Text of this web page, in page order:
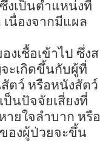
งเป็นตำแหน่งที่
นื่องจากมีแผล
งเชื้อเข้าไป ซึ่งส
ะเกิดขึ้นกับผู้ที่
ตว์ หรือหนังสัตว์
นปัจจัยเสี่ยงที่
ายใจลำบาก หรือ
องผู้ป่วยจะขึ้น